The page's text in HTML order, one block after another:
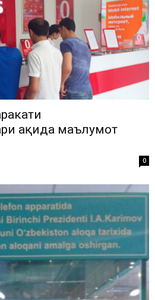
ҳақида маълумот
0